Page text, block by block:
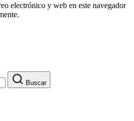
electrónico y web en este navegador
Buscar